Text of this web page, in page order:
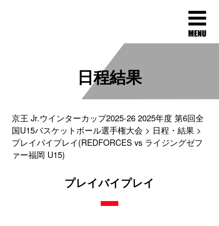
日程結果
京王 Jr.ウインターカップ2025-26 2025年度 第6回全
国U15バスケットボール選手権大会
日程・結果
プレイバイプレイ(REDFORCES vs ライジングゼフ
ァー福岡 U15)
プレイバイプレイ